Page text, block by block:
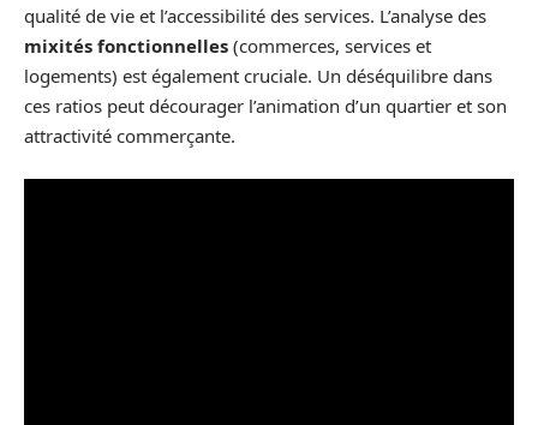
qualité de vie et l’accessibilité des services. L’analyse des
mixités fonctionnelles (commerces, services et
logements) est également cruciale. Un déséquilibre dans
ces ratios peut décourager l’animation d’un quartier et son
attractivité commerçante.